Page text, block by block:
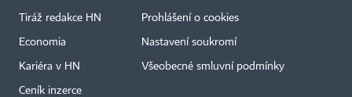
Tiráž redakce HN
Economia
Kariéra v HN
Ceník inzerce
Prohlášení o cookies
Nastavení soukromí
Všeobecné smluvní podmínky